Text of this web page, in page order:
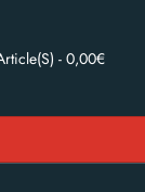
- 0,00€